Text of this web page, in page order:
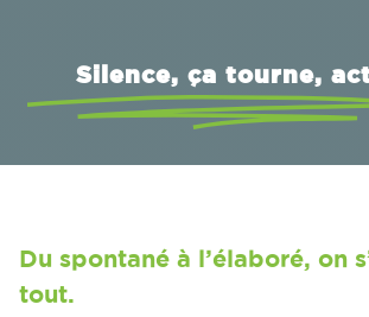
Silence, ça tourne,
Du spontané à l’élaboré, on
tout.